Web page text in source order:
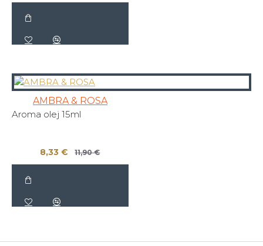
AMBRA & ROSA
Aroma olej 15ml
8,33 € 11,90 €